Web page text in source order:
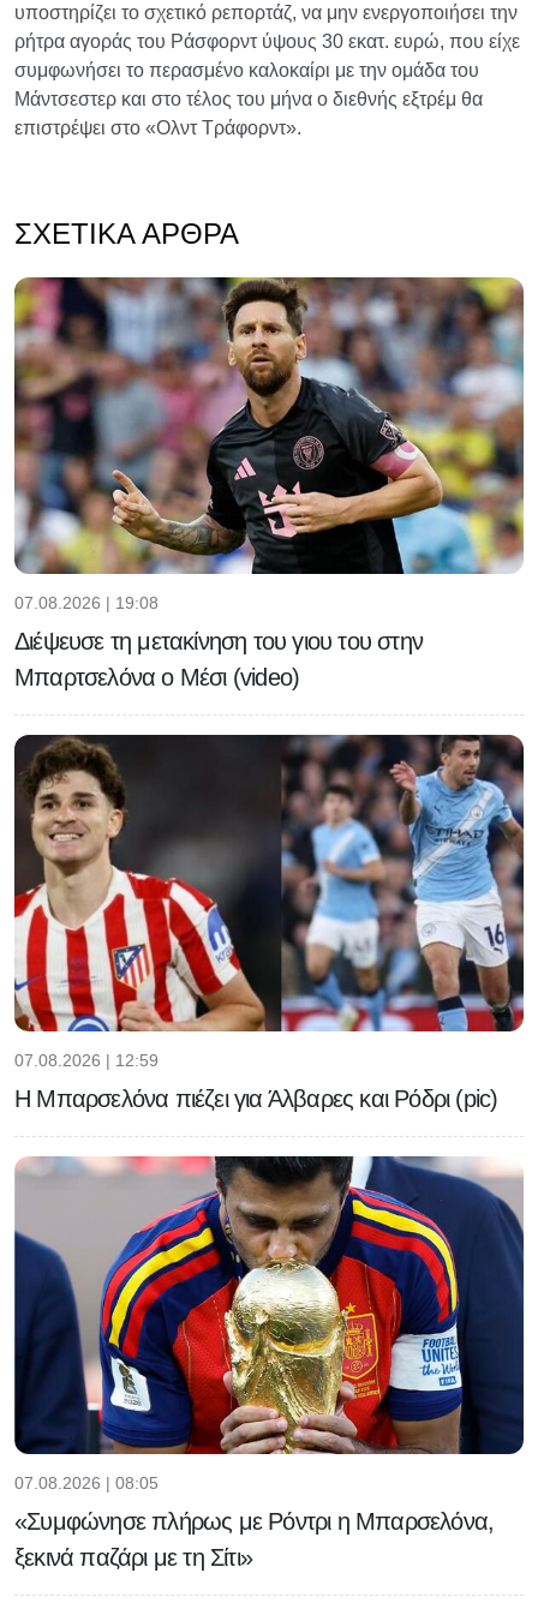
υποστηρίζει το σχετικό ρεπορτάζ, να μην ενεργοποιήσει την
ρήτρα αγοράς του Ράσφορντ ύψους 30 εκατ. ευρώ, που είχε
συμφωνήσει το περασμένο καλοκαίρι με την ομάδα του
Μάντσεστερ και στο τέλος του μήνα ο διεθνής εξτρέμ θα
επιστρέψει στο «Ολντ Τράφορντ».
ΣΧΕΤΙΚΆ ΆΡΘΡΑ
07.08.2026 | 19:08
Διέψευσε τη μετακίνηση του γιου του στην
Μπαρτσελόνα ο Μέσι (video)
07.08.2026 | 12:59
Η Μπαρσελόνα πιέζει για Άλβαρες και Ρόδρι (pic)
07.08.2026 | 08:05
«Συμφώνησε πλήρως με Ρόντρι η Μπαρσελόνα,
ξεκινά παζάρι με τη Σίτι»